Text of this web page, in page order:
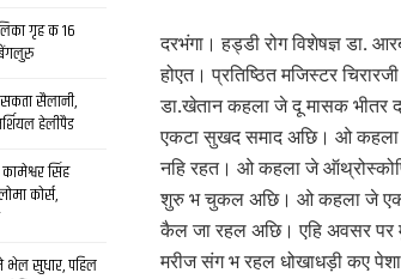
दरभंगा। हड्डी रोग विशेषज्ञ डा.
होएत। प्रतिष्ठित मजिस्टर
डा.खेतान कहला जे दू मासक भीतर
एकटा सुखद समाद अछि। ओ कहला
नहि रहत। ओ कहला जे
शुरु भ चुकल अछि। ओ कहला जे
कैल जा रहल अछि। एहि अवसर पर
मरीज संग भ रहल धोखाधड़ी कए
गृह क 16
सैलानी,
हेलीपैड
सिंह
कोर्स,
भेल सुधार, पहिल